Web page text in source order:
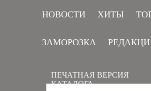
НОВОСТИ ХИТЫ
ЗАМОРОЗКА
ПЕЧАТНАЯ ВЕРСИЯ
КАТАЛОГА